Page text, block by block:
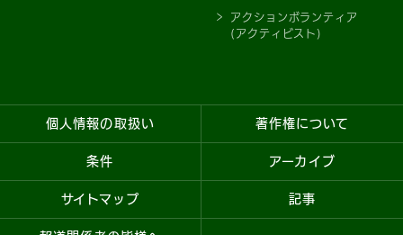
アクションボランティア
(アクティビスト)
個人情報の取扱い 著作権について
条件 アーカイブ
サイトマップ 記事